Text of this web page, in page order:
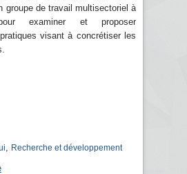
groupe de travail multisectoriel à
examiner et proposer
visant à concrétiser les
Recherche et développement